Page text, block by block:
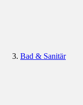
Bad & Sanitär